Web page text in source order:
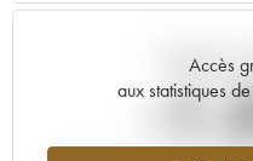
Accès
aux statistiques
Tendance
-